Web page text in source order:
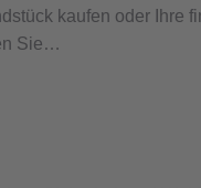
kaufen oder Ihre
Sie…